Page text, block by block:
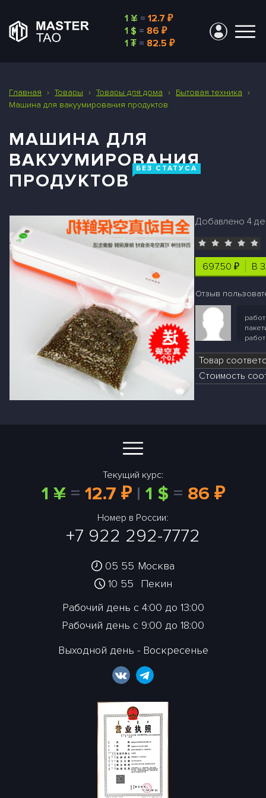
1 ¥ = 12.7 ₽
1 $ = 86 ₽
1 ₮= 82.5 ₽
Главная › Товары › Товары для дома › Бытовая техника ›
Машина для вакуумирования продуктов
МАШИНА ДЛЯ
ВАКУУМИРОВАНИЯ
ПРОДУКТОВ
БЕЗ СТАТУСА
Добавлено 4
697.50 ₽ В
Отзыв
Товар
Стоимость
Текущий курс:
1 ¥= 12.7 ₽| 1 $ = 86 ₽
Номер в России:
+7 922 292-7772
05 55 Москва
10 55
Пекин
Рабочий день с 4:00 до 13:00
Рабочий день с 9:00 до 18:00
Выходной день - Воскресенье